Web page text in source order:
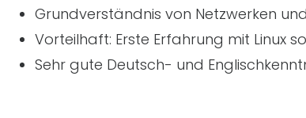
Grundverständnis von Netzwerken und
Vorteilhaft: Erste Erfahrung mit Linux
Sehr gute Deutsch- und